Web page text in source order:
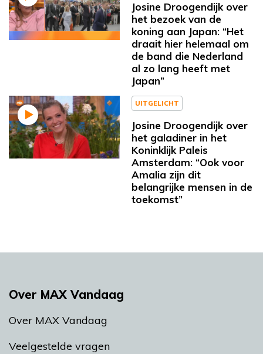
Josine Droogendijk over
het bezoek van de
koning aan Japan: “Het
draait hier helemaal om
de band die Nederland
al zo lang heeft met
Japan”
UITGELICHT
Josine Droogendijk over
het galadiner in het
Koninklijk Paleis
Amsterdam: “Ook voor
Amalia zijn dit
belangrijke mensen in de
toekomst”
Over MAX Vandaag
Over MAX Vandaag
Veelgestelde vragen